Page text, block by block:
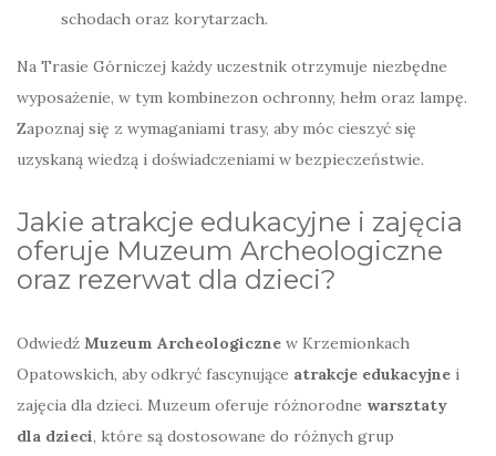
schodach oraz korytarzach.
Na Trasie Górniczej każdy uczestnik otrzymuje niezbędne
wyposażenie, w tym kombinezon ochronny, hełm oraz lampę.
Zapoznaj się z wymaganiami trasy, aby móc cieszyć się
uzyskaną wiedzą i doświadczeniami w bezpieczeństwie.
Jakie atrakcje edukacyjne i zajęcia
oferuje Muzeum Archeologiczne
oraz rezerwat dla dzieci?
Odwiedź Muzeum Archeologiczne w Krzemionkach
Opatowskich, aby odkryć fascynujące atrakcje edukacyjne i
zajęcia dla dzieci. Muzeum oferuje różnorodne warsztaty
dla dzieci, które są dostosowane do różnych grup